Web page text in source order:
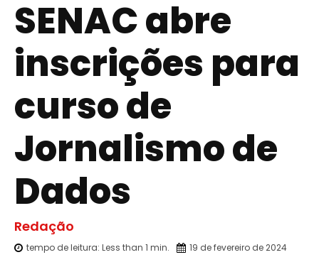
SENAC abre
inscrições para
curso de
Jornalismo de
Dados
Redação
tempo de leitura: Less than 1 min. 19 de fevereiro de 2024